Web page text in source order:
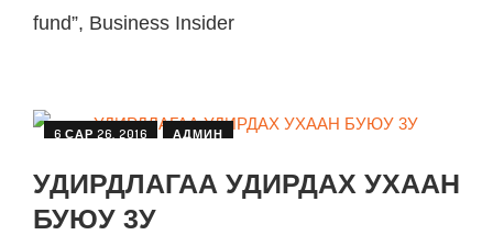
fund”, Business Insider
6 САР 26, 2016 АДМИН
УДИРДЛАГАА УДИРДАХ УХААН
БУЮУ 3У